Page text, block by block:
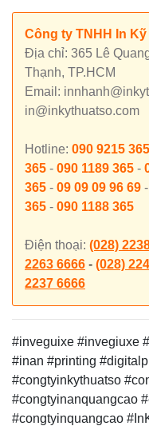
Công ty TNHH In
Địa chỉ: 365 Lê
Thạnh, TP.HCM
Email:
in@inkythuatso.com
Hotline: 090 9215 365
365 - 090 1189 365 -
365 - 09 09 09 96 69 -
365 - 090 1188 365
Điện thoại: (028)
2263 6666 - (028)
2237 6666
#inveguixe #invegiuxe
#inan #printing
#congtyinkythuatso
#congtyinanquangcao
#congtyinquangcao